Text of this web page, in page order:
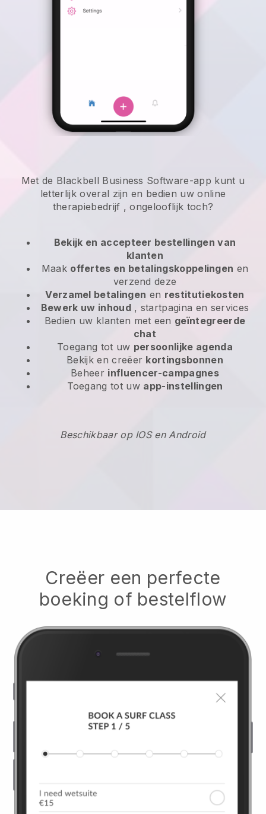
Met de Blackbell Business Software-app kunt u
letterlijk overal zijn en bedien uw online
therapiebedrijf , ongelooflijk toch?
Bekijk en accepteer bestellingen van
klanten
Maak offertes en betalingskoppelingen en
verzend deze
Verzamel betalingen en restitutiekosten
Bewerk uw inhoud, startpagina en services
Bedien uw klanten met een geïntegreerde
chat
Toegang tot uw persoonlijke agenda
Bekijk en creëer kortingsbonnen
Beheer influencer-campagnes
Toegang tot uw app-instellingen
Beschikbaar op IOS en Android
Creëer een perfecte
boeking of bestelflow